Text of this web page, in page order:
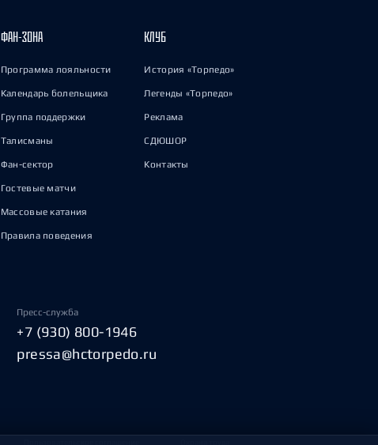
ФАН-ЗОНА
Программа лояльности
Календарь болельщика
Группа поддержки
Талисманы
Фан-сектор
Гостевые матчи
Массовые катания
Правила поведения
КЛУБ
История «Торпедо»
Легенды «Торпедо»
Реклама
СДЮШОР
Контакты
Пресс-служба
+7 (930) 800-1946
pressa@hctorpedo.ru